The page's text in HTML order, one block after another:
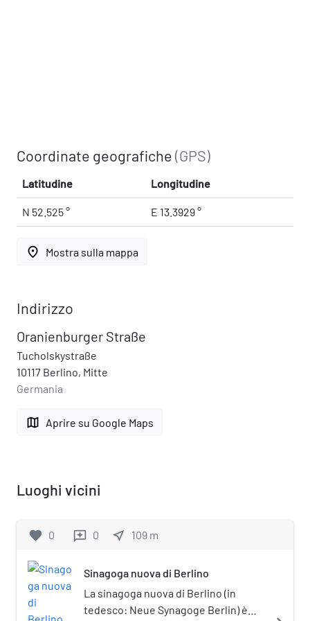
Coordinate geografiche(GPS)
Latitudine Longitudine
N 52.525 ° E 13.3929 °
place Mostra sulla mappa
Indirizzo
Oranienburger Straße
Tucholskystraße
10117 Berlino, Mitte
Germania
map Aprire su Google Maps
Luoghi vicini
favorite 0 reviews 0 near_me 109 m
Sinagoga nuova di Berlino
La sinagoga nuova di Berlino (in
tedesco: Neue Synagoge Berlin) è